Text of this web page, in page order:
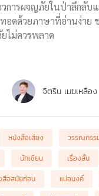
การผจญภัยในป่าลึกลับ
อดด้วยภาษาที่อ่านง่าย
ไม่ควรพลาด
จิตริน เมฆเหลือง
หนังสือเสียง
วรรณกรร
นักเขียน เรื่องสั้น
สือสมัยก่อน แม่อนงค์